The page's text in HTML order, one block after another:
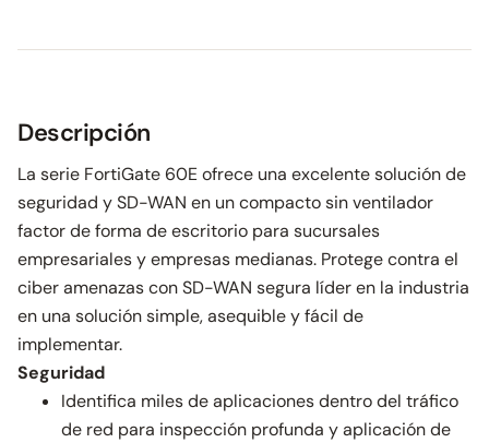
Descripción
La serie FortiGate 60E ofrece una excelente solución de
seguridad y SD-WAN en un compacto sin ventilador
factor de forma de escritorio para sucursales
empresariales y empresas medianas. Protege contra el
ciber amenazas con SD-WAN segura líder en la industria
en una solución simple, asequible y fácil de
implementar.
Seguridad
Identifica miles de aplicaciones dentro del tráfico
de red para inspección profunda y aplicación de